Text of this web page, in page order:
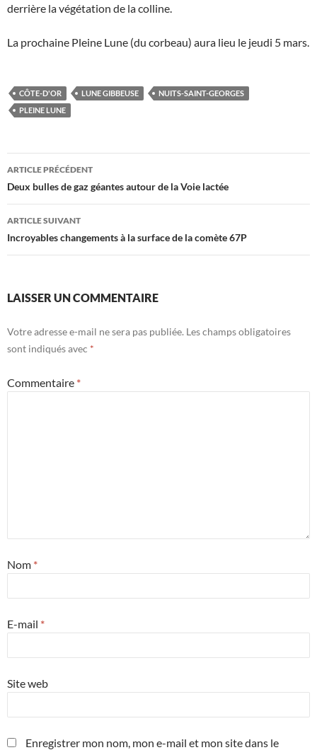
derrière la végétation de la colline.
La prochaine Pleine Lune (du corbeau) aura lieu le jeudi 5 mars.
CÔTE-D'OR LUNE GIBBEUSE
NUITS-SAINT-GEORGES
PLEINE LUNE
Navigation
des
articles
ARTICLE PRÉCÉDENT
Deux bulles de gaz géantes autour de la Voie lactée
ARTICLE SUIVANT
Incroyables changements à la surface de la comète 67P
LAISSER UN COMMENTAIRE
Votre adresse e-mail ne sera pas publiée. Les champs obligatoires
sont indiqués avec *
Commentaire *
Nom *
E-mail *
Site web
Enregistrer mon nom, mon e-mail et mon site dans le